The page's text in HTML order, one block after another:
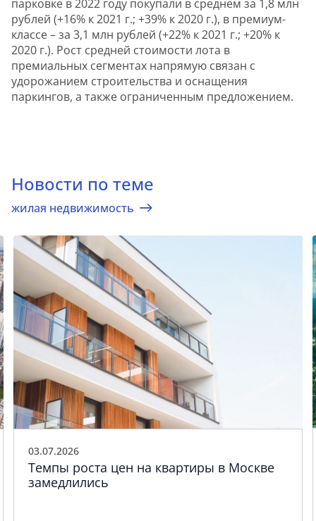
парковке в 2022 году покупали в среднем за 1,8 млн
рублей (+16% к 2021 г.; +39% к 2020 г.), в премиум-
классе – за 3,1 млн рублей (+22% к 2021 г.; +20% к
2020 г.). Рост средней стоимости лота в
премиальных сегментах напрямую связан с
удорожанием строительства и оснащения
паркингов, а также ограниченным предложением.
Новости по теме
жилая недвижимость
03.07.2026
Темпы роста цен на квартиры в Москве
замедлились